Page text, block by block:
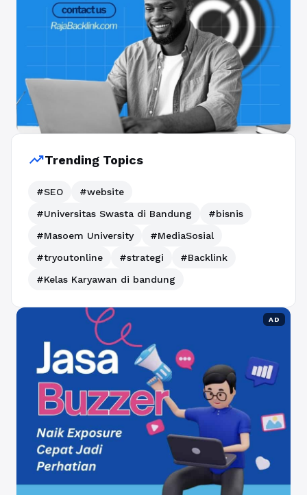
trending_upTrending Topics
#SEO
#website
#Universitas Swasta di Bandung
#bisnis
#Masoem University
#MediaSosial
#tryoutonline
#strategi
#Backlink
#Kelas Karyawan di bandung
AD